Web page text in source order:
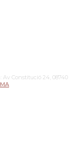
Av Constitució 24, 08740